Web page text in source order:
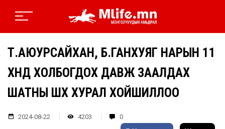
Т.АЮУРСАЙХАН, Б.ГАНХУЯГ НАРЫН 11
ХҮНД ХОЛБОГДОХ ДАВЖ ЗААЛДАХ
ШАТНЫ ШҮҮХ ХУРАЛ ХОЙШИЛЛОО
2024-08-22 4203 0